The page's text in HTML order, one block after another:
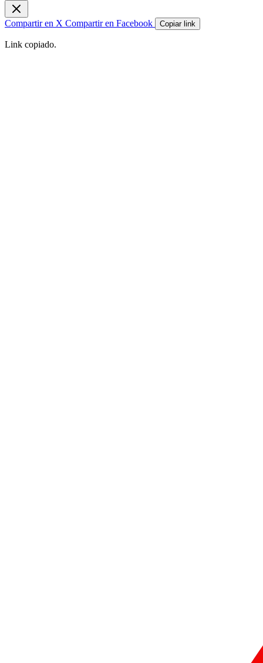
Compartir en X Compartir en Facebook Copiar link
Link copiado.